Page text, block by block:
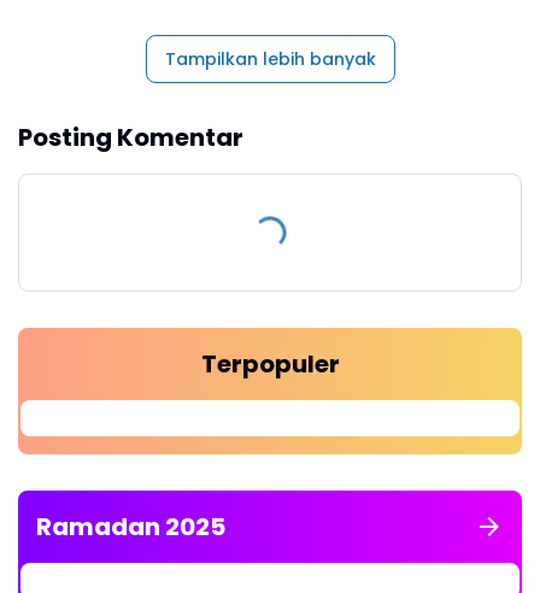
Tampilkan lebih banyak
Posting Komentar
Terpopuler
Ramadan 2025